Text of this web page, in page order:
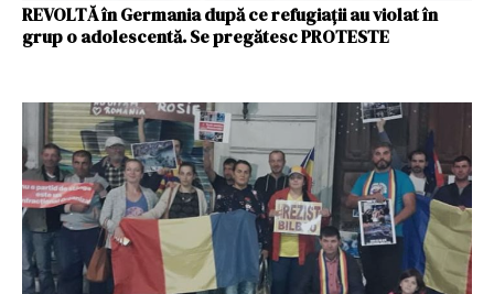
REVOLTĂ în Germania după ce refugiații au violat în
grup o adolescentă. Se pregătesc PROTESTE